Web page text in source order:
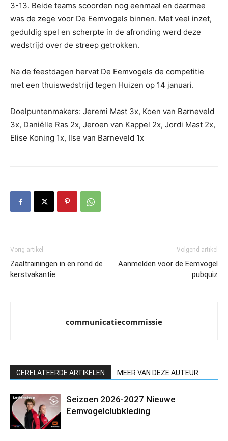
3-13. Beide teams scoorden nog eenmaal en daarmee
was de zege voor De Eemvogels binnen. Met veel inzet,
geduldig spel en scherpte in de afronding werd deze
wedstrijd over de streep getrokken.
Na de feestdagen hervat De Eemvogels de competitie
met een thuiswedstrijd tegen Huizen op 14 januari.
Doelpuntenmakers: Jeremi Mast 3x, Koen van Barneveld
3x, Daniëlle Ras 2x, Jeroen van Kappel 2x, Jordi Mast 2x,
Elise Koning 1x, Ilse van Barneveld 1x
Vorig artikel
Zaaltrainingen in en rond de
kerstvakantie
Volgend artikel
Aanmelden voor de Eemvogel
pubquiz
communicatiecommissie
GERELATEERDE ARTIKELEN MEER VAN DEZE AUTEUR
Seizoen 2026-2027 Nieuwe
Eemvogelclubkleding